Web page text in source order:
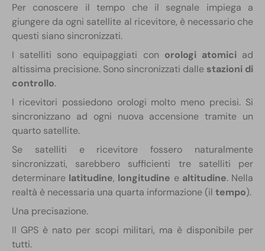
Per conoscere il tempo che il segnale impiega a
giungere da ogni satellite al ricevitore, è necessario che
questi siano sincronizzati.
I satelliti sono equipaggiati con orologi atomiciad
altissima precisione. Sono sincronizzati dalle stazioni di
controllo.
I ricevitori possiedono orologi molto meno precisi. Si
sincronizzano ad ogni nuova accensione tramite un
quarto satellite.
Se satelliti e ricevitore fossero naturalmente
sincronizzati, sarebbero sufficienti tre satelliti per
determinare latitudine, longitudine e altitudine. Nella
realtà è necessaria una quarta informazione (il tempo).
Una precisazione.
Il GPS è nato per scopi militari, ma è disponibile per
tutti.